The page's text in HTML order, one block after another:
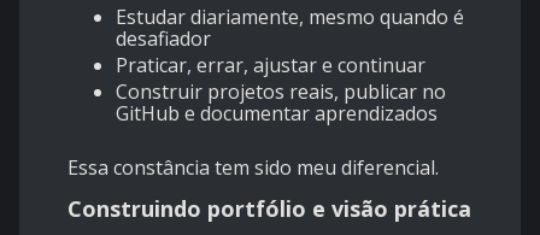
Estudar diariamente, mesmo quando é
desafiador
Praticar, errar, ajustar e continuar
Construir projetos reais, publicar no
GitHub e documentar aprendizados
Essa constância tem sido meu diferencial.
Construindo portfólio e visão prática